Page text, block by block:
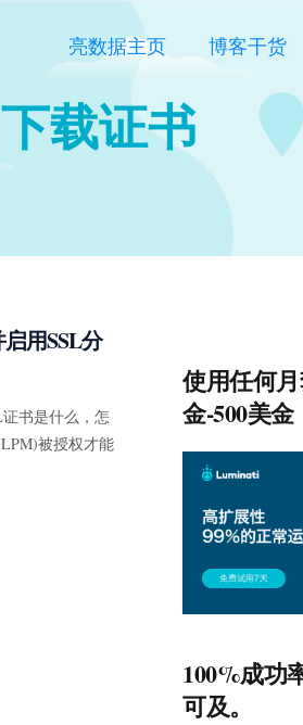
亮数据主页 博客干货
载证书
用SSL分
证书是什么，怎
被授权才能
使用任何
金-500美
100%成功
可及。